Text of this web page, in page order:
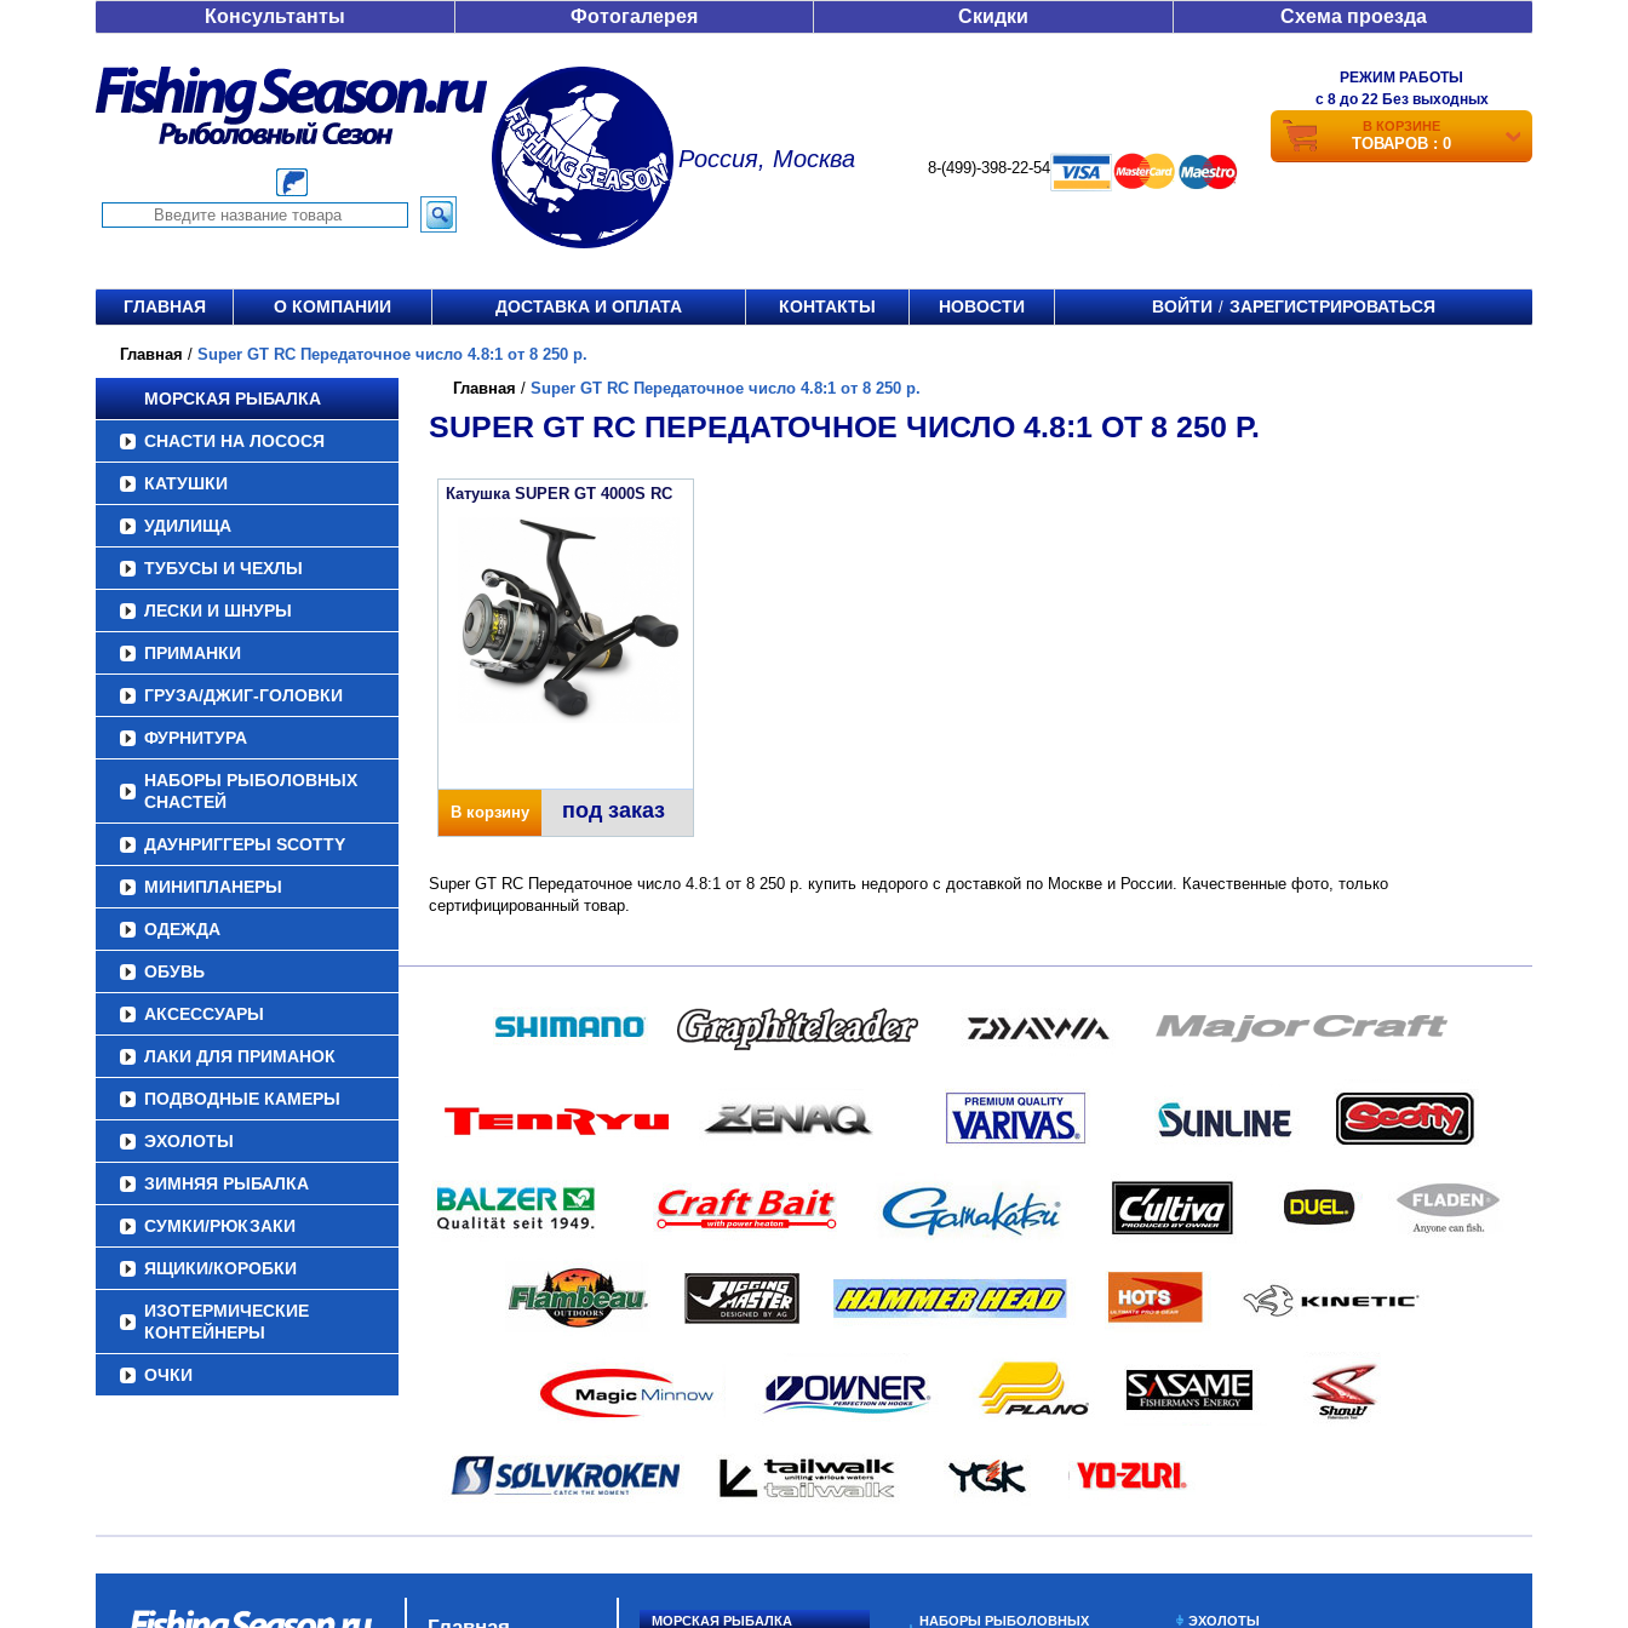
Консультанты Фотогалерея Скидки Схема проезда
Россия, Москва 8-(499)-398-22-54
РЕЖИМ РАБОТЫ
c 8 до 22 Без выходных
В КОРЗИНЕ
ТОВАРОВ : 0
ГЛАВНАЯ О КОМПАНИИ ДОСТАВКА И ОПЛАТА КОНТАКТЫ НОВОСТИ ВОЙТИ / ЗАРЕГИСТРИРОВАТЬСЯ
Главная / Super GT RC Передаточное число 4.8:1 от 8 250 р.
МОРСКАЯ РЫБАЛКА
СНАСТИ НА ЛОСОСЯ
КАТУШКИ
УДИЛИЩА
ТУБУСЫ И ЧЕХЛЫ
ЛЕСКИ И ШНУРЫ
ПРИМАНКИ
ГРУЗА/ДЖИГ-ГОЛОВКИ
ФУРНИТУРА
НАБОРЫ РЫБОЛОВНЫХ
СНАСТЕЙ
ДАУНРИГГЕРЫ SCOTTY
МИНИПЛАНЕРЫ
ОДЕЖДА
ОБУВЬ
АКСЕССУАРЫ
ЛАКИ ДЛЯ ПРИМАНОК
ПОДВОДНЫЕ КАМЕРЫ
ЭХОЛОТЫ
ЗИМНЯЯ РЫБАЛКА
СУМКИ/РЮКЗАКИ
ЯЩИКИ/КОРОБКИ
ИЗОТЕРМИЧЕСКИЕ
КОНТЕЙНЕРЫ
ОЧКИ
Главная / Super GT RC Передаточное число 4.8:1 от 8 250 р.
SUPER GT RC ПЕРЕДАТОЧНОЕ ЧИСЛО 4.8:1 ОТ 8 250 Р.
Катушка SUPER GT 4000S RC
В корзину под заказ
Super GT RC Передаточное число 4.8:1 от 8 250 р. купить недорого с доставкой по Москве и России. Качественные фото, только
сертифицированный товар.
МОРСКАЯ РЫБАЛКА НАБОРЫ РЫБОЛОВНЫХ ЭХОЛОТЫ